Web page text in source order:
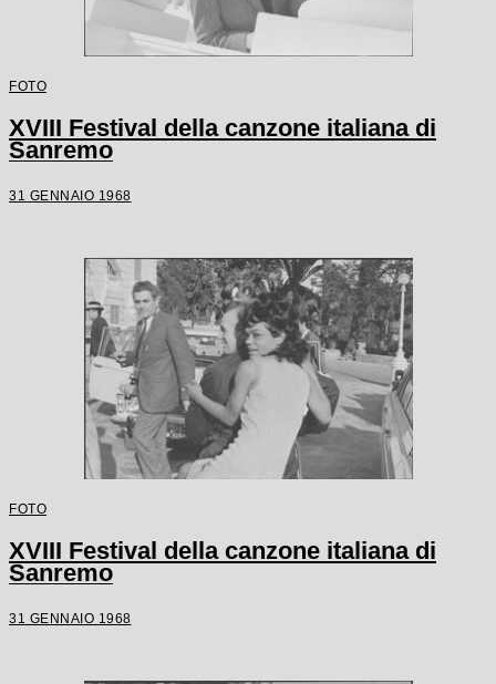
FOTO
XVIII Festival della canzone italiana di
Sanremo
31 GENNAIO 1968
FOTO
XVIII Festival della canzone italiana di
Sanremo
31 GENNAIO 1968